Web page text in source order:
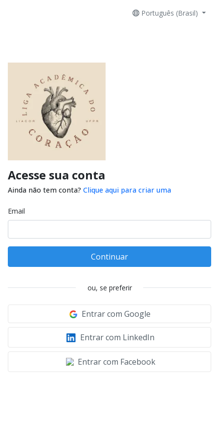
Português (Brasil)
Acesse sua conta
Ainda não tem conta? Clique aqui para criar uma
Email
Continuar
ou, se preferir
Entrar com Google
Entrar com LinkedIn
Entrar com Facebook